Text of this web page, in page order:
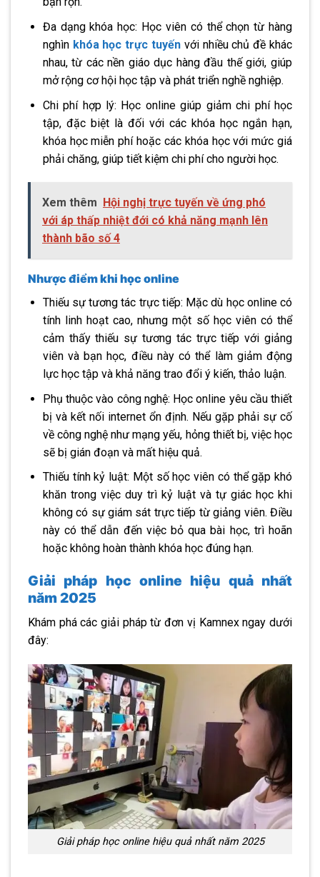
Đa dạng khóa học: Học viên có thể chọn từ hàng
nghìn khóa học trực tuyến với nhiều chủ đề khác
nhau, từ các nền giáo dục hàng đầu thế giới, giúp
mở rộng cơ hội học tập và phát triển nghề nghiệp.
Chi phí hợp lý: Học online giúp giảm chi phí học
tập, đặc biệt là đối với các khóa học ngắn hạn,
khóa học miễn phí hoặc các khóa học với mức giá
phải chăng, giúp tiết kiệm chi phí cho người học.
Xem thêm
Hội nghị trực tuyến về ứng phó
với áp thấp nhiệt đới có khả năng mạnh lên
thành bão số 4
Nhược điểm khi học online
Thiếu sự tương tác trực tiếp: Mặc dù học online có
tính linh hoạt cao, nhưng một số học viên có thể
cảm thấy thiếu sự tương tác trực tiếp với giảng
viên và bạn học, điều này có thể làm giảm động
lực học tập và khả năng trao đổi ý kiến, thảo luận.
Phụ thuộc vào công nghệ: Học online yêu cầu thiết
bị và kết nối internet ổn định. Nếu gặp phải sự cố
về công nghệ như mạng yếu, hỏng thiết bị, việc học
sẽ bị gián đoạn và mất hiệu quả.
Thiếu tính kỷ luật: Một số học viên có thể gặp khó
khăn trong việc duy trì kỷ luật và tự giác học khi
không có sự giám sát trực tiếp từ giảng viên. Điều
này có thể dẫn đến việc bỏ qua bài học, trì hoãn
hoặc không hoàn thành khóa học đúng hạn.
Giải pháp học online hiệu quả nhất
năm 2025
Khám phá các giải pháp từ đơn vị Kamnex ngay dưới
đây:
Giải pháp học online hiệu quả nhất năm 2025